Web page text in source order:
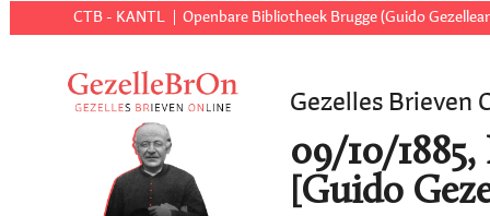
CTB - KANTL Openbare Bibliotheek Brugge (Guido
Gezelles Brieven
09/10/
[Guido